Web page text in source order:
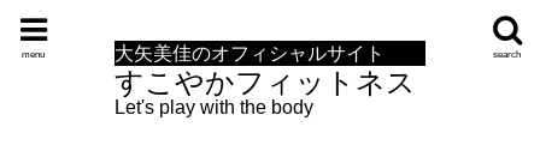
大矢美佳のオフィシャルサイト
すこやかフィットネス
Let's play with the body
search
menu